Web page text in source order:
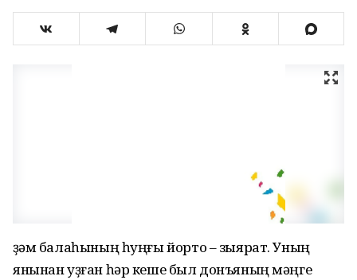
Әҙәм балаһының һуңғы йорто – зыярат. Уның
янынан уҙған һәр кеше был донъяның мәңге